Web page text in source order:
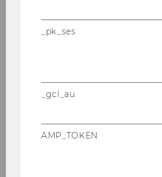
Univ.-Prof. Dr.
a. Univ.-Prof.
Kneihs
Priv.-Doz. Dr.
_pk_ses
_gcl_au
AMP_TOKEN